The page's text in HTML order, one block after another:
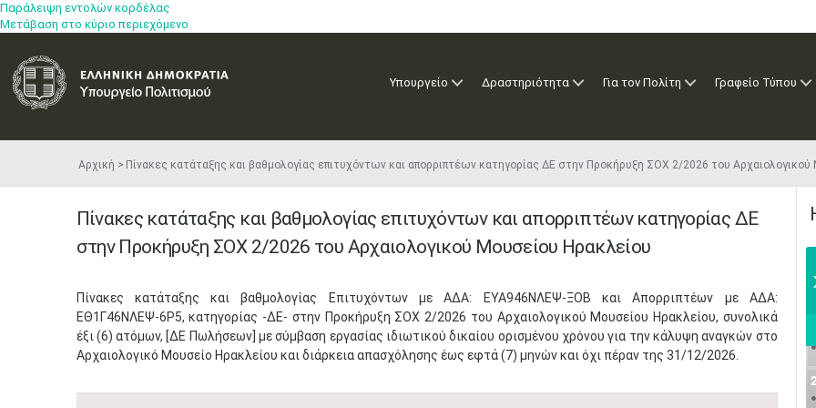
Παράλειψη εντολών κορδέλας
Μετάβαση στο κύριο περιεχόμενο
Υπουργείο Δραστηριότητα Για τον Πολίτη Γραφείο Τύπου
Αρχική Πίνακες κατάταξης και βαθμολογίας επιτυχόντων και απορριπτέων κατηγορίας ΔΕ στην Προκήρυξη ΣΟΧ 2/2026 του
Πίνακες κατάταξης και βαθμολογίας επιτυχόντων και απορριπτέων κατηγορίας ΔΕ
στην Προκήρυξη ΣΟΧ 2/2026 του Αρχαιολογικού Μουσείου Ηρακλείου
​Πίνακες κατάταξης και βαθμολογίας Επιτυχόντων με ΑΔΑ: ΕΥΑ946ΝΛΕΨ-ΞΟΒ και Απορριπτέων με ΑΔΑ:
ΕΘ1Γ46ΝΛΕΨ-6Ρ5, κατηγορίας -ΔΕ- στην Προκήρυξη ΣΟΧ 2/2026 του Αρχαιολογικού Μουσείου Ηρακλείου, συνολικά
έξι (6) ατόμων, [ΔΕ Πωλήσεων] με σύμβαση εργασίας ιδιωτικού δικαίου ορισμένου χρόνου για την κάλυψη αναγκών στο
Αρχαιολογικό Μουσείο Ηρακλείου και διάρκεια απασχόλησης έως εφτά (7) μηνών και όχι πέραν της 31/12/2026.
•